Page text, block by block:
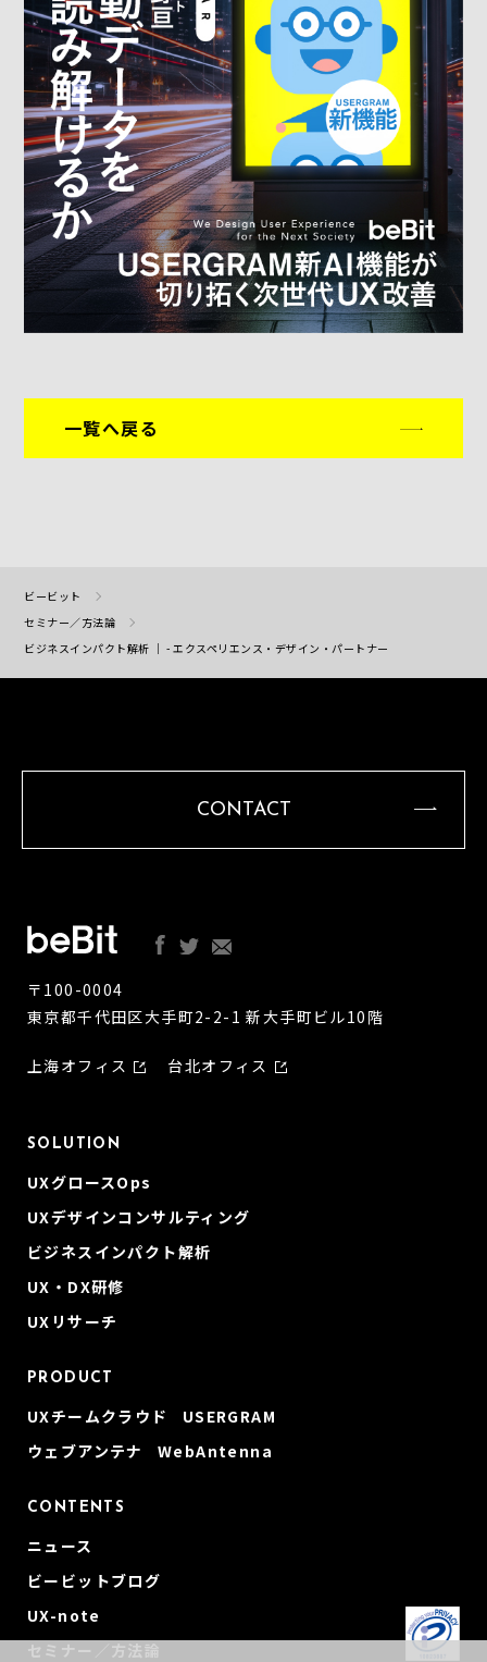
一覧へ戻る
ビービット
セミナー／方法論
ビジネスインパクト解析 ｜ - エクスペリエンス・デザイン・パートナー
CONTACT
〒100-0004
東京都千代田区大手町2-2-1 新大手町ビル10階
上海オフィス 台北オフィス
SOLUTION
UXグロースOps
UXデザインコンサルティング
ビジネスインパクト解析
UX・DX研修
UXリサーチ
PRODUCT
UXチームクラウド USERGRAM
ウェブアンテナ WebAntenna
CONTENTS
ニュース
ビービットブログ
UX-note
セミナー／方法論